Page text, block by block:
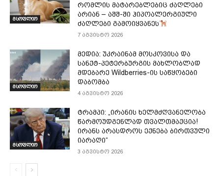
მსოფლიო
რომლის მატარებლებიც ძაღლები
არიან – აშშ-ში ჰიპოალერგიული
ძაღლები გამოიყვანეს
7 აგვისტო 2026
მსოფლიო
მედია: უკრაინამ მოსკოვისა და
სანქტ-პეტერბურგის მახლობლად
მდებარე Wildberries-ის საწყობები
დაბომბა
4 აგვისტო 2026
მსოფლიო
ტრამპი: „ირანის ხელმძღვანელობა
წარმოუდგენლად თვალთმაქცია!
ირანს არასდროს ექნება ბირთვული
იარაღი“
3 აგვისტო 2026